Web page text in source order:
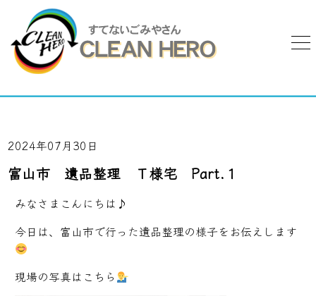
2024年07月30日
富山市 遺品整理 Ｔ様宅 Part.１
みなさまこんにちは♪
今日は、富山市で行った遺品整理の様子をお伝えします
現場の写真はこちら